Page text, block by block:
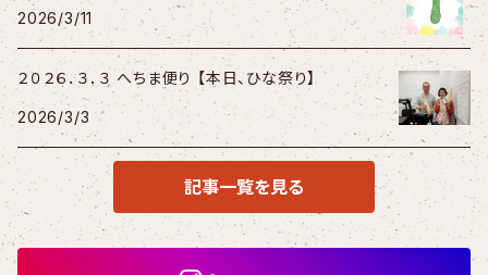
2026/3/11
２０２６．３．３ へちま便り 【本日、ひな祭り】
2026/3/3
記事一覧を見る